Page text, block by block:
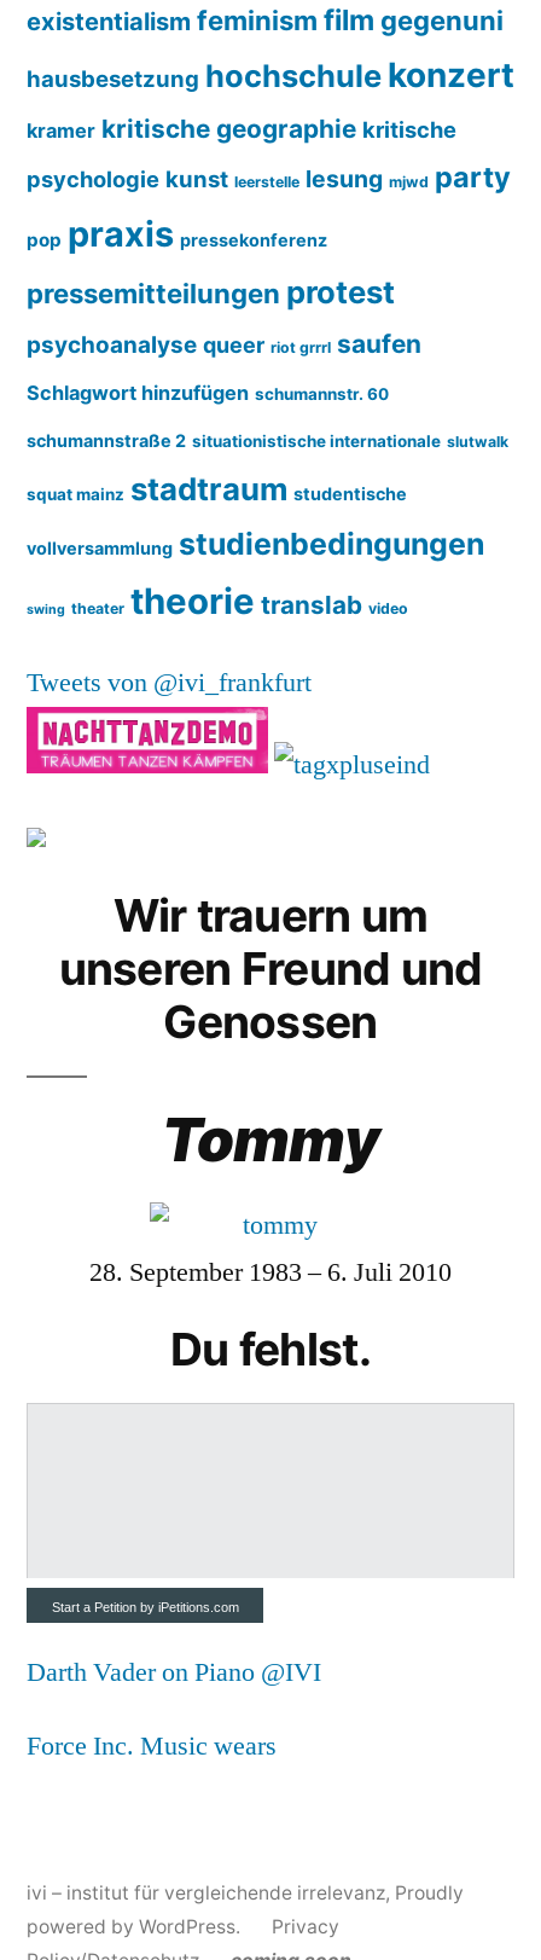
existentialism feminism film gegenuni
hausbesetzung hochschulekonzert
kramer kritische geographie kritische
psychologie kunst leerstelle lesung mjwd party
pop praxis pressekonferenz
pressemitteilungen protest
psychoanalyse queer riot grrrl saufen
Schlagwort hinzufügen schumannstr. 60
schumannstraße 2 situationistische internationale slutwalk
squat mainz stadtraum studentische
vollversammlung studienbedingungen
swing theater theorie translab video
Tweets von @ivi_frankfurt
Wir trauern um
unseren Freund und
Genossen
Tommy
28. September 1983 – 6. Juli 2010
Du fehlst.
Start a Petitionby iPetitions.com
Darth Vader on Piano @IVI
Force Inc. Music wears
ivi – institut für vergleichende irrelevanz, Proudly
powered by WordPress.
Privacy